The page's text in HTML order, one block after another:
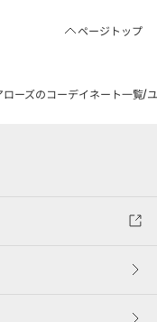
ページトップ
ーズのコーデイネート一覧